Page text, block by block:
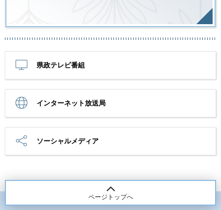
県政テレビ番組
インターネット放送局
ソーシャルメディア
ページトップへ